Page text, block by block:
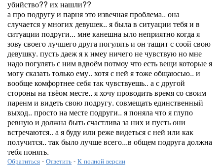
убийство?? их нашли??
а про подругу и парня это извечная проблема.. она
случается у многих девушек.. я была в ситуации тебя и в
ситуации подруги... мне канешна ыло неприятно когда я
зову своего лучшего друга погулять и он тащит с соой свою
девушку. пусть даеж я к нмеу ничего не чувствую но мне
надо погулять с ним вдвоём потмоу что есть вещи которые я
могу сказать только ему.. хотя с ней я тоже общаюсью.. и
вообще комфортнее себя так чувствуешь.. а с другой
стороны на твёом месте.. я хочу проводить время со своим
паренм и видеть свою подругу. совмещать единственный
выход.. просто на месте подруги.. я поняла что я глупо
ревную и должна быть счастлива за них и пусть они
встречаются.. а я буду или реже видеться с ней или как
получится.. так было лучше всего...в общем подруга должна
тебя понять.
Обратиться - Ответить - К полной версии